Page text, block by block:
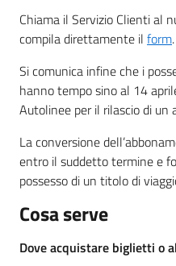
Chiama il Servizio Clienti al
compila direttamente il form.
Si comunica infine che i
hanno tempo sino al 14
Autolinee per il rilascio di un
La conversione
entro il suddetto termine e
possesso di un titolo di
Cosa serve
Dove acquistare biglietti o